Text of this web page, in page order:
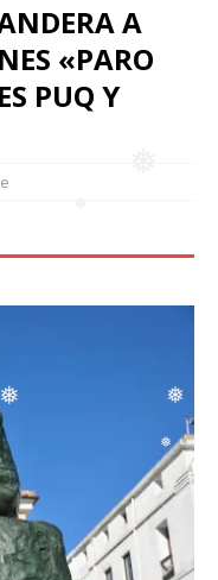
❅
❅
❅
A
«PARO
PUQ Y